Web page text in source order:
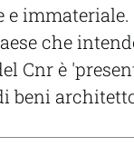
che
Cnr è
beni